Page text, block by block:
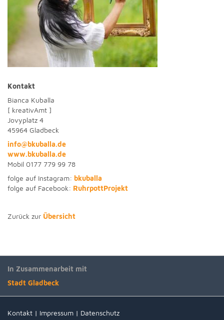
Kontakt
Bianca Kuballa
[ kreativAmt ]
Jovyplatz 4
45964 Gladbeck
info@bkuballa.de
www.bkuballa.de
Mobil 0177 779 99 78
folge auf Instagram: bkuballa
folge auf Facebook: RuhrpottProjekt
Zurück zur Übersicht
In Zusammenarbeit mit
Stadt Gladbeck
Kontakt | Impressum | Datenschutz